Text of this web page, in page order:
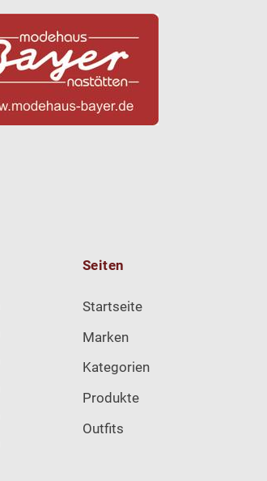
Seiten
Startseite
Marken
Kategorien
Produkte
Outfits